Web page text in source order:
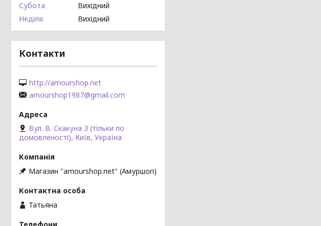
Субота
Вихідний
Неділя
Вихідний
Контакти
http://amourshop.net
amourshop1987@gmail.com
Вул. В. Скакуна 3 (тільки по
домовленості), Київ, Україна
Магазин "amourshop.net" (Амуршоп)
Татьяна